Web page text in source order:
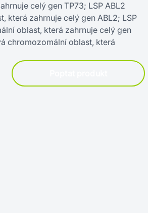
celý gen TP73; LSP ABL2
která zahrnuje celý gen ABL2; LSP
oblast, která zahrnuje celý gen
chromozomální oblast, která